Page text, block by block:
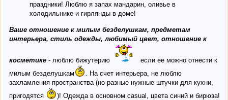
праздники! Люблю я запах мандарин, оливье в
холодильнике и гирлянды в доме!
Ваше отношение к милым безделушкам, предметам
интерьера, стиль одежды, любимый цвет, отношение к
косметике - люблю бижутерию
если ее можно отнести к
милым безделушкам
. На счет интерьера, не люблю
захламления пространства (но разные нужные штучки для кухни,
пригодятся
)! Одежда в основном casual, цвета синий и бирюза!